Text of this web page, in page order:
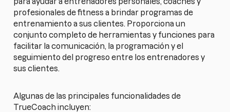
profesionales de fitness a brindar programas de
entrenamiento a sus clientes. Proporciona un
conjunto completo de herramientas y funciones para
facilitar la comunicación, la programación y el
seguimiento del progreso entre los entrenadores y
sus clientes.
Algunas de las principales funcionalidades de
TrueCoach incluyen: